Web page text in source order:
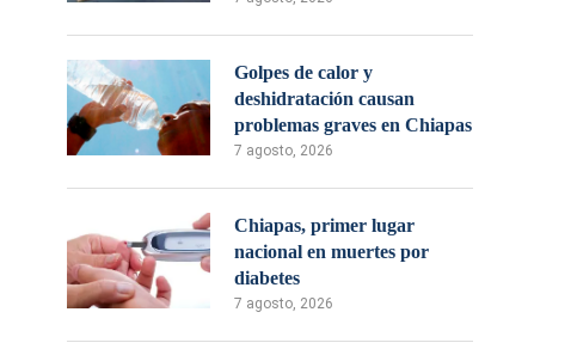
Golpes de calor y
deshidratación causan
problemas graves en Chiapas
7 agosto, 2026
Chiapas, primer lugar
nacional en muertes por
diabetes
7 agosto, 2026